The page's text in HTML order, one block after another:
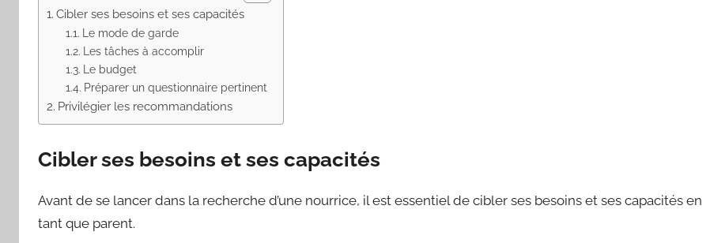
Cibler ses besoins et ses capacités
Le mode de garde
Les tâches à accomplir
Le budget
Préparer un questionnaire pertinent
Privilégier les recommandations
Cibler ses besoins et ses capacités
Avant de se lancer dans la recherche d’une nourrice, il est essentiel de cibler ses besoins et ses capacités en
tant que parent.